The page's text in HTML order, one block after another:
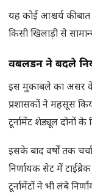
यह कोई आश्चर्य की
किसी खिलाड़ी से
विंबलडन ने बदले
इस मुकाबले का असर
प्रशासकों ने महसूस
टूर्नामेंट शेड्यूल दोनों
इसके बाद वर्षों तक
निर्णायक सेट में
टूर्नामेंटों ने भी लंबे